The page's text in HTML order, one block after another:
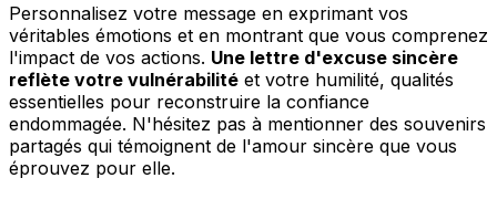
Personnalisez votre message en exprimant vos
véritables émotions et en montrant que vous comprenez
l'impact de vos actions. Une lettre d'excuse sincère
reflète votre vulnérabilité et votre humilité, qualités
essentielles pour reconstruire la confiance
endommagée. N'hésitez pas à mentionner des souvenirs
partagés qui témoignent de l'amour sincère que vous
éprouvez pour elle.